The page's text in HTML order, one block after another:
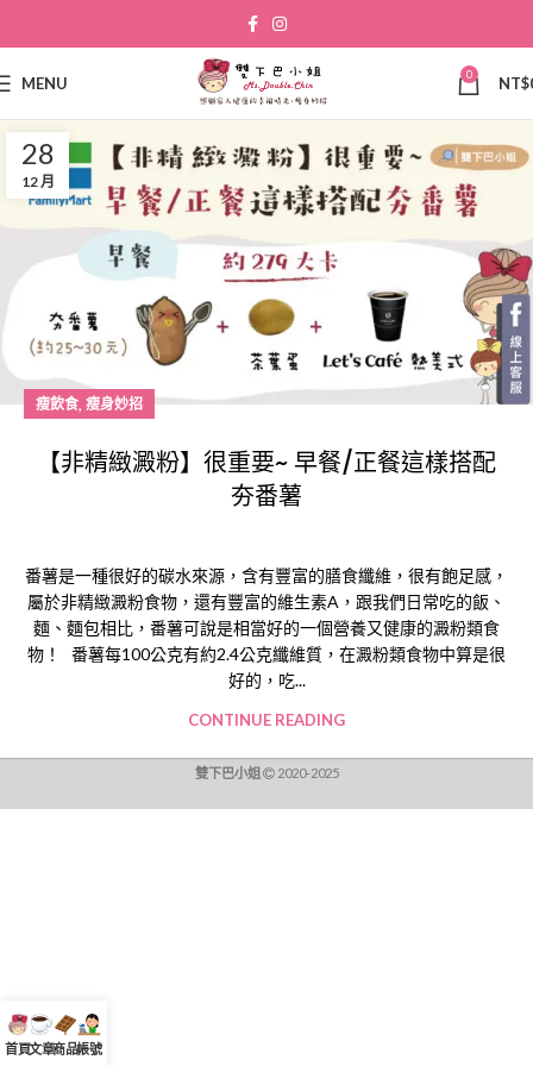
MENU 0 NT$
28
12 月
瘦飲食, 瘦身妙招
【非精緻澱粉】很重要~ 早餐/正餐這樣搭配
夯番薯
番薯是一種很好的碳水來源，含有豐富的膳食纖維，很有飽足感，
屬於非精緻澱粉食物，還有豐富的維生素A，跟我們日常吃的飯、
麵、麵包相比，番薯可說是相當好的一個營養又健康的澱粉類食
物！ 番薯每100公克有約2.4公克纖維質，在澱粉類食物中算是很
好的，吃...
CONTINUE READING
雙下巴小姐 2020-2025
首頁文章商品帳號